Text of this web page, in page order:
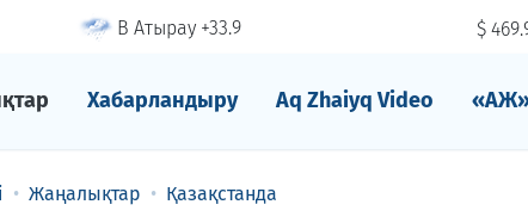
В Атырау +33.9 $
Хабарландыру Aq Zhaiyq Video
Жаңалықтар Қазақстанда